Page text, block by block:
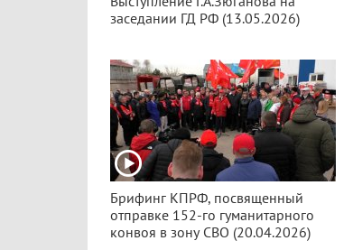
заседании ГД РФ (13.05.2026)
Брифинг КПРФ, посвященный
отправке 152-го гуманитарного
конвоя в зону СВО (20.04.2026)